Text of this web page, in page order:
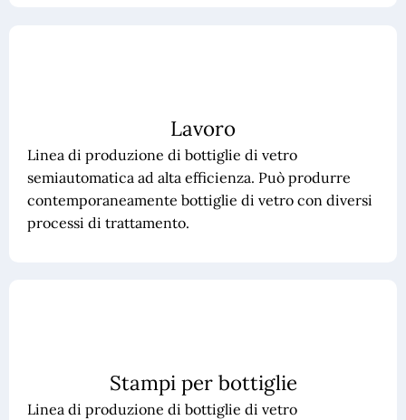
Lavoro
Linea di produzione di bottiglie di vetro
semiautomatica ad alta efficienza. Può produrre
contemporaneamente bottiglie di vetro con diversi
processi di trattamento.
Stampi per bottiglie
Linea di produzione di bottiglie di vetro